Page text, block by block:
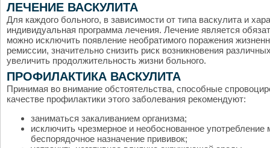
ЛЕЧЕНИЕ ВАСКУЛИТА
Для каждого больного, в зависимости от типа васкулита и
индивидуальная программа лечения. Лечение является
можно исключить появление необратимого поражения
ремиссии, значительно снизить риск возникновения
увеличить продолжительность жизни больного.
ПРОФИЛАКТИКА ВАСКУЛИТА
Принимая во внимание обстоятельства, способные
качестве профилактики этого заболевания рекомендуют:
заниматься закаливанием организма;
исключить чрезмерное и необоснованное употребление
беспорядочное назначение прививок;